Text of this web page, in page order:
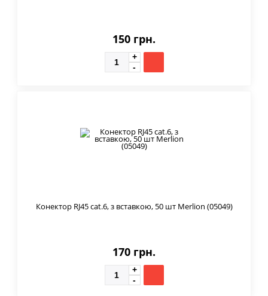
150 грн.
Конектор RJ45 cat.6, з вставкою, 50 шт Merlion (05049)
170 грн.